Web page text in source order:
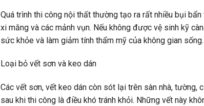
Quá trình thi công nội thất thường tạo ra rất nhiều bụi
xi măng và các mảnh vụn. Nếu không được vệ sinh kỹ
sức khỏe và làm giảm tính thẩm mỹ của không gian sống.
Loại bỏ vết sơn và keo dán
Các vết sơn, vết keo dán còn sót lại trên sàn nhà, tường,
sau khi thi công là điều khó tránh khỏi. Những vết này